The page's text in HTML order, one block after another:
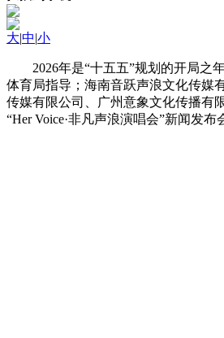
大|中|小
​2026年是“十五五”规划的开局之年
体育局指导；海南音跃声浪文化传媒
传媒有限公司、广州意象文化传播有
“Her Voice·非凡声浪演唱会”新闻发